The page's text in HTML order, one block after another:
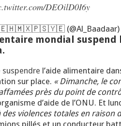
DEOilD0I6y
(@Al_Baadaar)
mondial suspend
l’aide alimentaire
sur place. « Dimanche, le
près du point de
d’aide de l’ONU. Et
violences totales en raison
pillés et un conducteur